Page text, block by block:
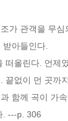
가 관객을 무
아들인다.
떠올린다. 언제
끝없이 먼 곳까
함께 곡이 가
. ---p. 306